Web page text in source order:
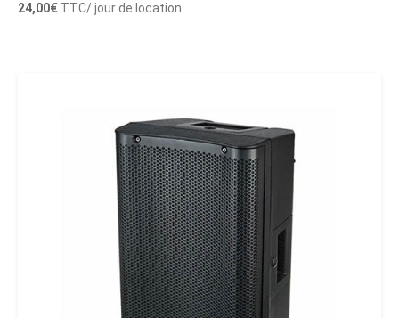
24,00€ TTC/ jour de location